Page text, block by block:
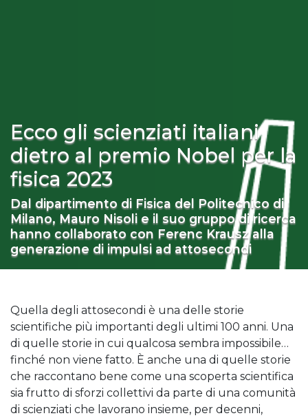
Ecco gli scienziati italiani
dietro al premio Nobel per la
fisica 2023
Dal dipartimento di Fisica del Politecnico di
Milano, Mauro Nisoli e il suo gruppo di ricerca
hanno collaborato con Ferenc Krausz alla
generazione di impulsi ad attosecondi
Quella degli attosecondi è una delle storie
scientifiche più importanti degli ultimi 100 anni. Una
di quelle storie in cui qualcosa sembra impossibile…
finché non viene fatto. È anche una di quelle storie
che raccontano bene come una scoperta scientifica
sia frutto di sforzi collettivi da parte di una comunità
di scienziati che lavorano insieme, per decenni,